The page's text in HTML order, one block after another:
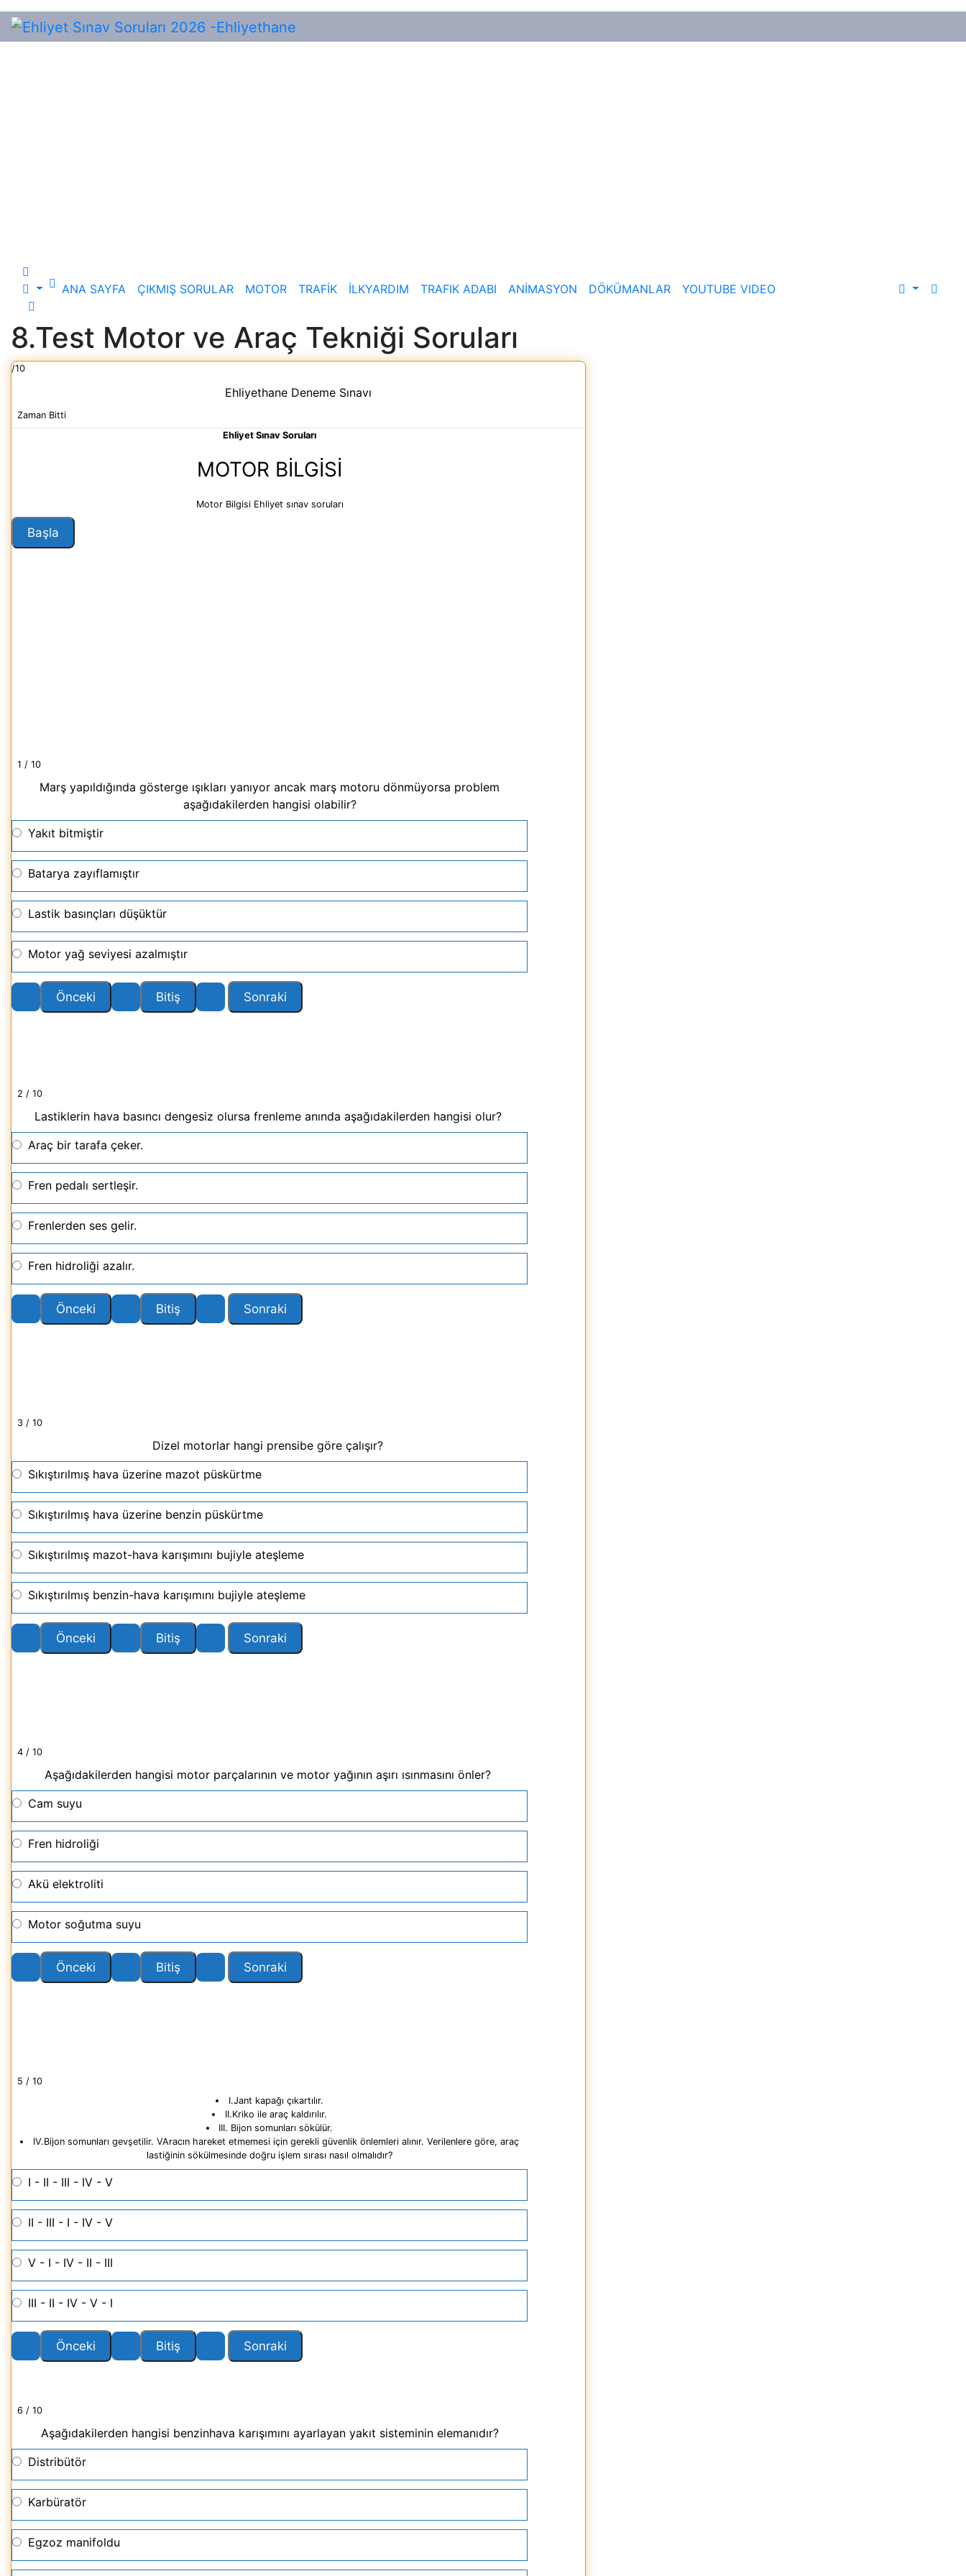
Skip
content
ANA SAYFA ÇIKMIŞ SORULAR MOTOR TRAFİK İLKYARDIM TRAFIK ADABI ANİMASYON DÖKÜMANLAR YOUTUBE VIDEO
8.Test Motor ve Araç Tekniği Soruları
/10
Ehliyethane Deneme Sınavı
Zaman Bitti
Ehliyet Sınav Soruları
MOTOR BILGISI
Motor Bilgisi Ehliyet sınav soruları
1 / 10
Marş yapıldığında gösterge ışıkları yanıyor ancak marş motoru dönmüyorsa problem
aşağıdakilerden hangisi olabilir?
Yakıt bitmiştir
Batarya zayıflamıştır
Lastik basınçları düşüktür
Motor yağ seviyesi azalmıştır
2 / 10
Lastiklerin hava basıncı dengesiz olursa frenleme anında aşağıdakilerden hangisi olur?
Araç bir tarafa çeker.
Fren pedalı sertleşir.
Frenlerden ses gelir.
Fren hidroliği azalır.
3 / 10
Dizel motorlar hangi prensibe göre çalışır?
Sıkıştırılmış hava üzerine mazot püskürtme
Sıkıştırılmış hava üzerine benzin püskürtme
Sıkıştırılmış mazot-hava karışımını bujiyle ateşleme
Sıkıştırılmış benzin-hava karışımını bujiyle ateşleme
4 / 10
Aşağıdakilerden hangisi motor parçalarının ve motor yağının aşırı ısınmasını önler?
Cam suyu
Fren hidroliği
Akü elektroliti
Motor soğutma suyu
5 / 10
I.Jant kapağı çıkartılır.
II.Kriko ile araç kaldırılır.
III. Bijon somunları sökülür.
IV.Bijon somunları gevşetilir. VAracın hareket etmemesi için gerekli güvenlik önlemleri alınır. Verilenlere göre, araç
lastiğinin sökülmesinde doğru işlem sırası nasıl olmalıdır?
I - II - III - IV - V
II - III - I - IV - V
V - I - IV - II - III
III - II - IV - V - I
6 / 10
Aşağıdakilerden hangisi benzinhava karışımını ayarlayan yakıt sisteminin elemanıdır?
Distribütör
Karbüratör
Egzoz manifoldu